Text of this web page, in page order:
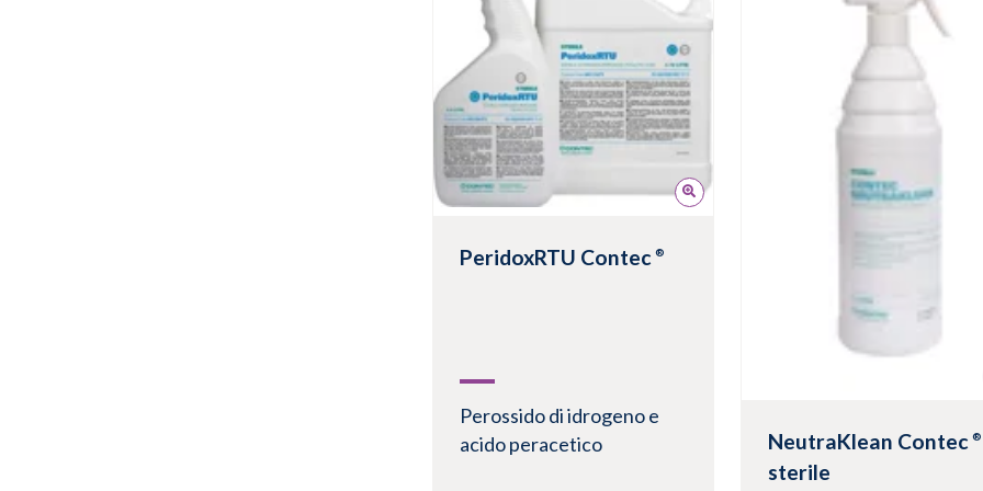
Visualizza prodotto
Visualizza prodotto
PeridoxRTU Contec ®
Perossido di idrogeno e
acido peracetico
NeutraKlean Contec ®
sterile